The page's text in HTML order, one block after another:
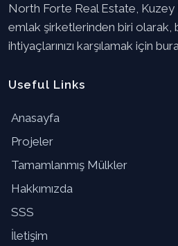
North Forte Real Estate, Kuzey
emlak şirketlerinden biri olarak,
ihtiyaçlarınızı karşılamak için
Useful Links
Anasayfa
Projeler
Tamamlanmış Mülkler
Hakkımızda
SSS
İletişim